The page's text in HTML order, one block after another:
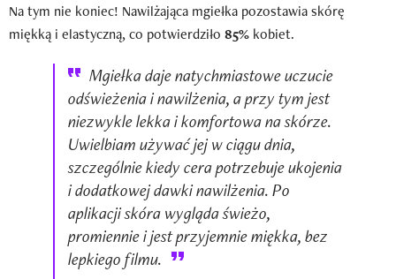
Na tym nie koniec! Nawilżająca mgiełka pozostawia skórę
miękką i elastyczną, co potwierdziło 85% kobiet.
Mgiełka daje natychmiastowe uczucie
odświeżenia i nawilżenia, a przy tym jest
niezwykle lekka i komfortowa na skórze.
Uwielbiam używać jej w ciągu dnia,
szczególnie kiedy cera potrzebuje ukojenia
i dodatkowej dawki nawilżenia. Po
aplikacji skóra wygląda świeżo,
promiennie i jest przyjemnie miękka, bez
lepkiego filmu.